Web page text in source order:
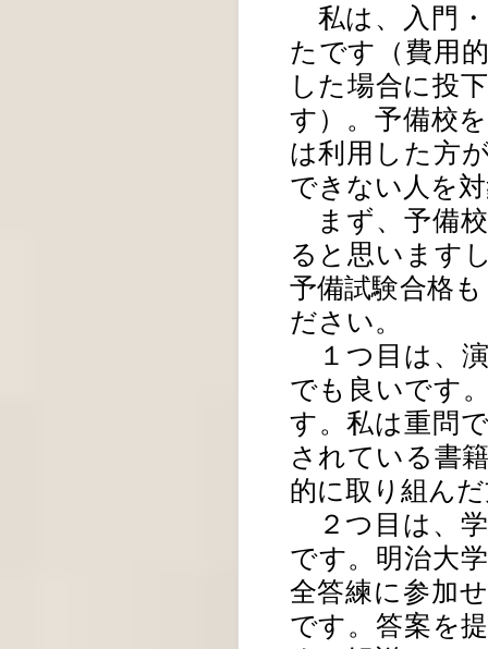
私は、入門
たです（費用
した場合に投
す）。予備校
は利用した方
できない人を
まず、予備
ると思います
予備試験合格
ださい。
１つ目は、
でも良いです
す。私は重問
されている書
的に取り組ん
２つ目は、
です。明治大
全答練に参加
です。答案を